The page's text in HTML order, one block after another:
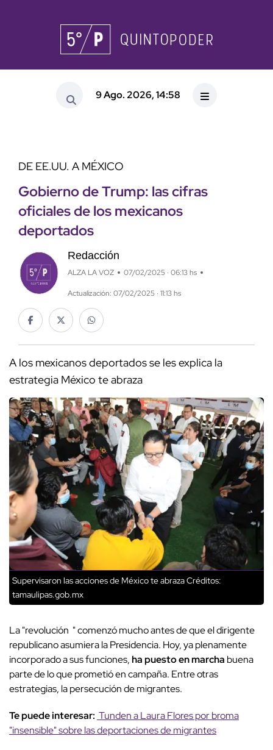
9 Ago. 2026, 14:58
DE EE.UU. A MÉXICO
Gobierno de Trump: las cifras
oficiales de los mexicanos
deportados
Redacción
ALZA LA VOZ 07/02/2025 · 06:13 hs
Actualización: 07/02/2025 · 11:13 hs
A los mexicanos deportados se les explica la
estrategia México te abraza
Supervisaron las acciones de México te abrazaCréditos:
tamaulipas.gob.mx
La "revolución " comenzó mucho antes de que el dirigente
republicano asumiera la Presidencia. Hoy, ya plenamente
incorporado a sus funciones,ha puesto en marcha buena
parte de lo que prometió en campaña. Entre otras
estrategias, la persecución de migrantes.
Te puede interesar: Tunden a Laura Flores por broma
"insensible" sobre las deportaciones de migrantes